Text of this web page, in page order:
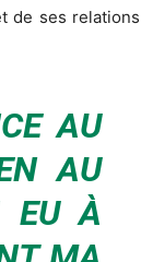
de ses relations
AU
AU
EU À